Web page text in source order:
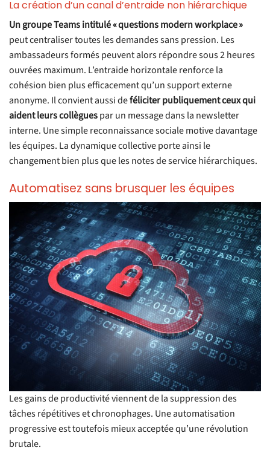
La création d’un canal d’entraide non hiérarchique
Un groupe Teams intitulé «questions modern workplace»
peut centraliser toutes les demandes sans pression. Les
ambassadeurs formés peuvent alors répondre sous 2 heures
ouvrées maximum. L’entraide horizontale renforce la
cohésion bien plus efficacement qu’un support externe
anonyme. Il convient aussi deféliciter publiquement ceux qui
aident leurs collèguespar un message dans la newsletter
interne. Une simple reconnaissance sociale motive davantage
les équipes. La dynamique collective porte ainsi le
changement bien plus que les notes de service hiérarchiques.
Automatisez sans brusquer les équipes
Les gains de productivité viennent de la suppression des
tâches répétitives et chronophages. Une automatisation
progressive est toutefois mieux acceptée qu’une révolution
brutale.